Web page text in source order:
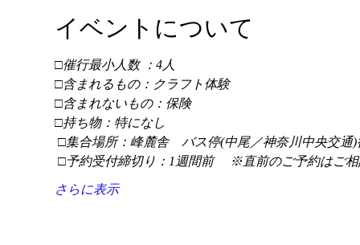
イベントについて
□催行最小人数 ：4人
□含まれるもの：クラフト体験
□含まれないもの：保険
□持ち物：特になし
□集合場所：峰麓舎　バス停(中尾／神奈川中央交通)
□予約受付締切り：1週間前 　※直前のご予約はご
さらに表示